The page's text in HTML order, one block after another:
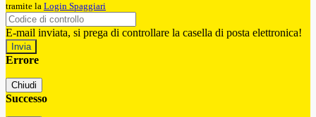
tramite la Login Spaggiari
E-mail inviata, si prega di controllare la casella di posta elettronica!
Errore
Chiudi
Successo